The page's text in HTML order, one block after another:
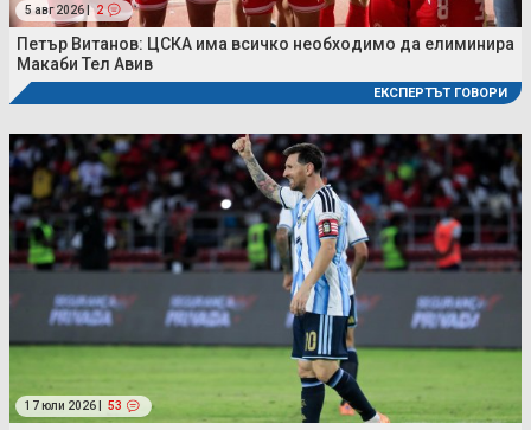
5 авг 2026 | 2
Петър Витанов: ЦСКА има всичко необходимо да елиминира
Макаби Тел Авив
ЕКСПЕРТЪТ ГОВОРИ
17 юли 2026 | 53